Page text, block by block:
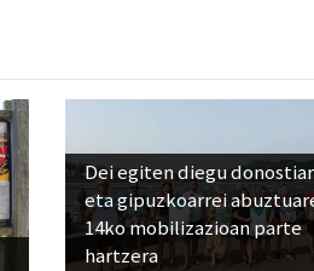
Dei egiten diegu
eta gipuzkoarrei
14ko mobilizazioan parte
hartzera